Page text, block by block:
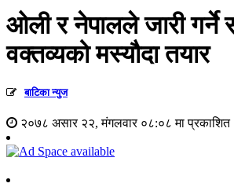
ओली र नेपालले जारी गर्ने
वक्तव्यको मस्यौदा तयार
बाटिका न्युज
२०७८ असार २२, मंगलवार ०८:०८ मा प्रकाशित